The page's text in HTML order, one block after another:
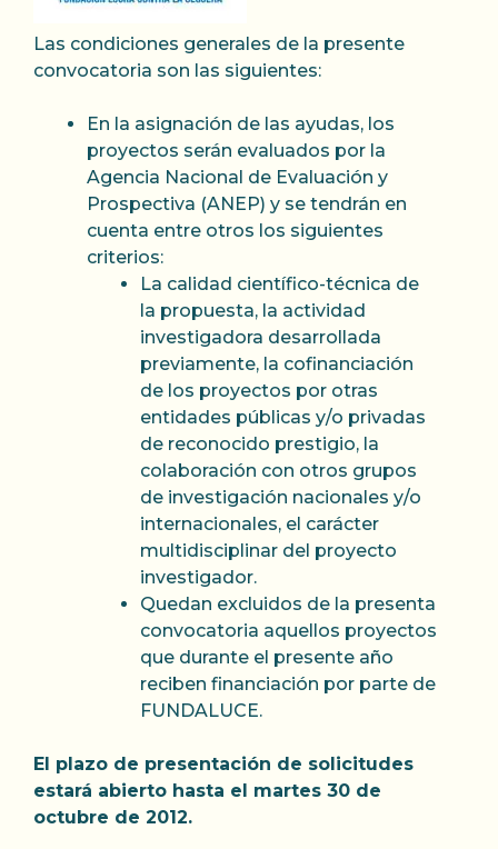
Las condiciones generales de la presente
convocatoria son las siguientes:
En la asignación de las ayudas, los
proyectos serán evaluados por la
Agencia Nacional de Evaluación y
Prospectiva (ANEP) y se tendrán en
cuenta entre otros los siguientes
criterios:
La calidad científico-técnica de
la propuesta, la actividad
investigadora desarrollada
previamente, la cofinanciación
de los proyectos por otras
entidades públicas y/o privadas
de reconocido prestigio, la
colaboración con otros grupos
de investigación nacionales y/o
internacionales, el carácter
multidisciplinar del proyecto
investigador.
Quedan excluidos de la presenta
convocatoria aquellos proyectos
que durante el presente año
reciben financiación por parte de
FUNDALUCE.
El plazo de presentación de solicitudes
estará abierto hasta el martes 30 de
octubre de 2012.